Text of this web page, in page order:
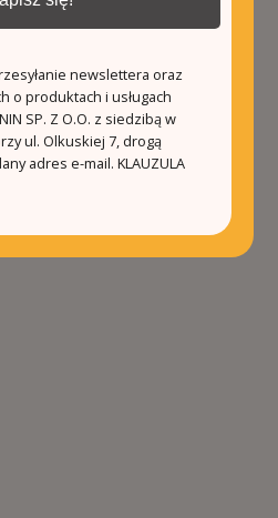
newslettera oraz
o produktach i usługach
SP. Z O.O. z siedzibą w
ul. Olkuskiej 7, drogą
adres e-mail.KLAUZULA